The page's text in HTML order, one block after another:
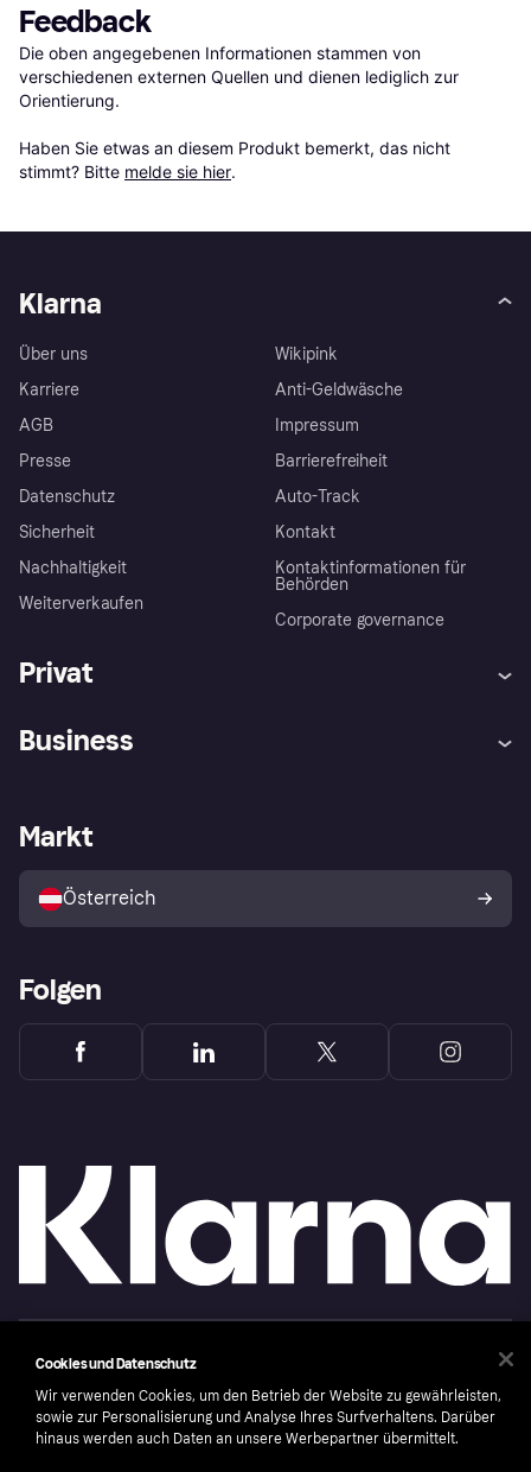
Feedback
Die oben angegebenen Informationen stammen von
verschiedenen externen Quellen und dienen lediglich zur
Orientierung.
Haben Sie etwas an diesem Produkt bemerkt, das nicht
stimmt? Bitte melde sie hier.
Klarna
Über uns
Karriere
AGB
Presse
Datenschutz
Sicherheit
Nachhaltigkeit
Weiterverkaufen
Wikipink
Anti-Geldwäsche
Impressum
Barrierefreiheit
Auto-Track
Kontakt
Kontaktinformationen für
Behörden
Corporate governance
Privat
Shops entdecken
Business
Händlerportal
Markt
Österreich
Folgen
Copyright © 2005-2026 Klarna Bank AB (publ). Headquarters: Stockholm, Sweden. All
rights reserved. Klarna Bank AB (publ). Sveavägen 46, 111 34 Stockholm. Organization
CookiesKlarna.com
Cookies und Datenschutz
Wir verwenden Cookies, um den Betrieb der Website zu gewährleisten,
sowie zur Personalisierung und Analyse Ihres Surfverhaltens. Darüber
hinaus werden auch Daten an unsere Werbepartner übermittelt.